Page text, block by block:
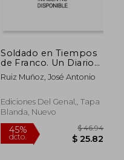
dcto. $
Soldado en Tiempos
de Franco. Un Diario
de la Mili. Ceuta 1964-
1965
Ruiz Muñoz, José Antonio
Ediciones Del Genal,, Tapa
Blanda, Nuevo